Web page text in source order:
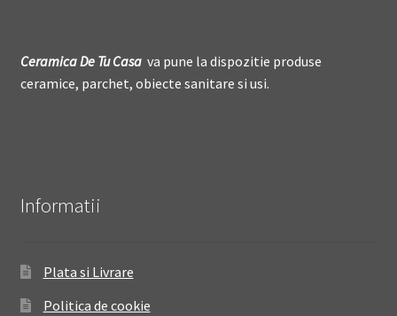
Ceramica DeTu Casava pune la dispozitie produse
ceramice, parchet, obiecte sanitare si usi.
Informatii
Plata si Livrare
Politica de cookie